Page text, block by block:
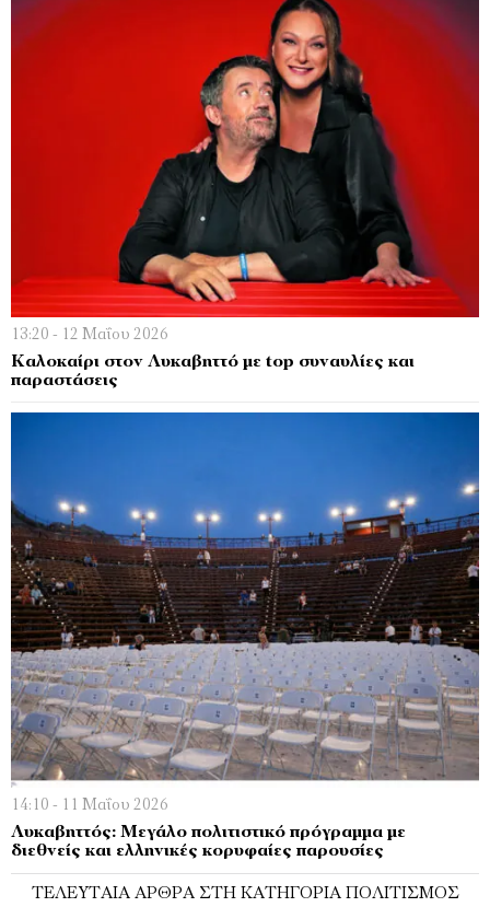
13:20 - 12 Μαΐου 2026
Καλοκαίρι στον Λυκαβηττό με top συναυλίες και
παραστάσεις
14:10 - 11 Μαΐου 2026
Λυκαβηττός: Μεγάλο πολιτιστικό πρόγραμμα με
διεθνείς και ελληνικές κορυφαίες παρουσίες
ΤΕΛΕΥΤΑΊΑ ΆΡΘΡΑ ΣΤΗ ΚΑΤΗΓΟΡΊΑ ΠΟΛΙΤΙΣΜΌΣ